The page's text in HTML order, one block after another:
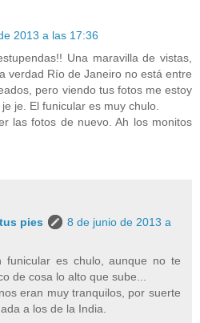
2013 a las 17:36
Una maravilla de vistas,
verdad Río de Janeiro no está entre
pero viendo tus fotos me estoy
je. El funicular es muy chulo.
las fotos de nuevo. Ah los monitos
pies
8 de junio de 2013 a
funicular es chulo, aunque no te
de cosa lo alto que sube...
eran muy tranquilos, por suerte
a los de la India.